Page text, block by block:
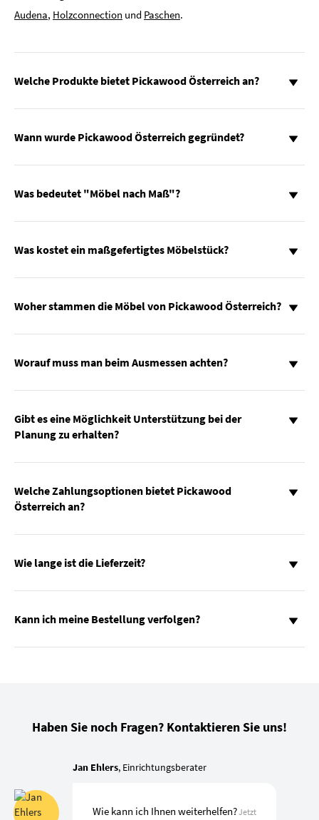
Audena, Holzconnection und Paschen.
Welche Produkte bietet Pickawood Österreich an?
Wann wurde Pickawood Österreich gegründet?
Was bedeutet "Möbel nach Maß"?
Was kostet ein maßgefertigtes Möbelstück?
Woher stammen die Möbel von Pickawood Österreich?
Worauf muss man beim Ausmessen achten?
Gibt es eine Möglichkeit Unterstützung bei der
Planung zu erhalten?
Welche Zahlungsoptionen bietet Pickawood
Österreich an?
Wie lange ist die Lieferzeit?
Kann ich meine Bestellung verfolgen?
Haben Sie noch Fragen? Kontaktieren Sie uns!
Jan Ehlers, Einrichtungsberater
Wie kann ich Ihnen weiterhelfen?Jetzt